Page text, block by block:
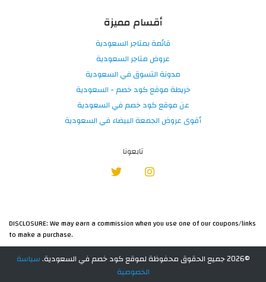
أقسام مميزة
قائمة بمتاجر السعودية
عروض متاجر السعودية
مدونة التسوق في السعودية
خريطة موقع كود خصم - السعودية
عن موقع كود خصم في السعودية
أقوى عروض الجمعة البيضاء في السعودية
تابعونا
DISCLOSURE: We may earn a commission when you use one of our coupons/links
to make a purchase.
©2026 جميع الحقوق محفوظة لموقع كود خصم في السعودية.
سياسة
الخصوصية